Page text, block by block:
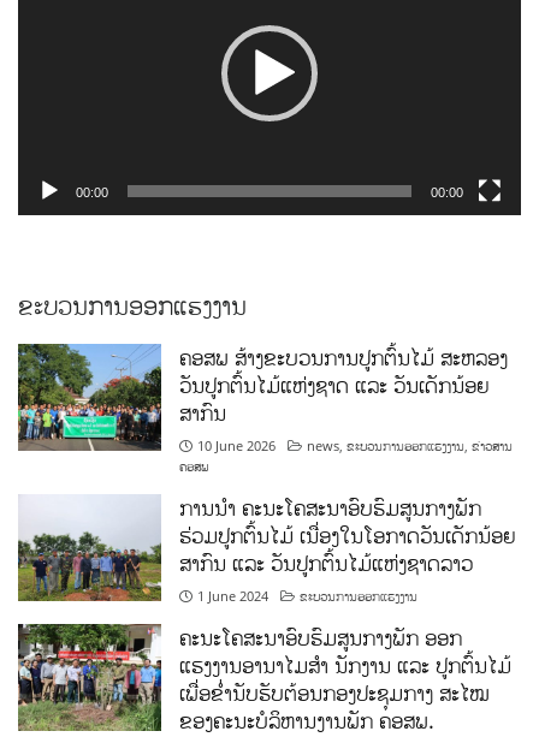
00:00 00:00
ຂະບວນການອອກແຮງງານ
ຄອສພ ສ້າງຂະບວນການປູກຕົ້ນໄມ້ ສະຫລອງ
ວັນປູກຕົ້ນໄມ້ແຫ່ງຊາດ ແລະ ວັນເດັກນ້ອຍ
ສາກົນ
10 June 2026 news,ຂະບວນການອອກແຮງງານ,ຂ່າວສານ
ຄອສພ
ການນໍາ ຄະນະໂຄສະນາອົບຮົມສູນກາງພັກ
ຮ່ວມປູກຕົ້ນໄມ້ ເນື່ອງໃນໂອກາດວັນເດັກນ້ອຍ
ສາກົນ ແລະ ວັນປູກຕົ້ນໄມ້ແຫ່ງຊາດລາວ
1 June 2024 ຂະບວນການອອກແຮງງານ
ຄະນະໂຄສະນາອົບຮົມສູນກາງພັກ ອອກ
ແຮງງານອານາໄມສໍາ ນັກງານ ແລະ ປູກຕົ້ນໄມ້
ເພື່ອຂໍ່ານັບຮັບຕ້ອນກອງປະຊຸມກາງ ສະໄໝ
ຂອງຄະນະບໍລິຫານງານພັກ ຄອສພ.